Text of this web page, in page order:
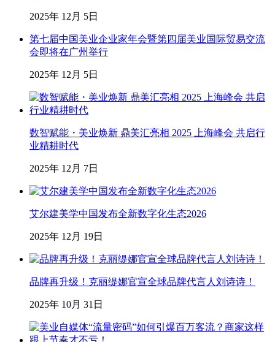
2025年 12月 5日
第七届中国美业企业家年会暨第四届美业国际贸易交流
会即将在广州举行
2025年 12月 5日
数智赋能・美业焕新 鼎美汇亮相 2025 上海峰会 共启行
业精耕时代
2025年 12月 7日
艾尔建美学中国发布全新数字化生态2026
2025年 12月 19日
品牌再升级！克丽缇娜官宣全球品牌代言人刘诗诗！
2025年 10月 31日